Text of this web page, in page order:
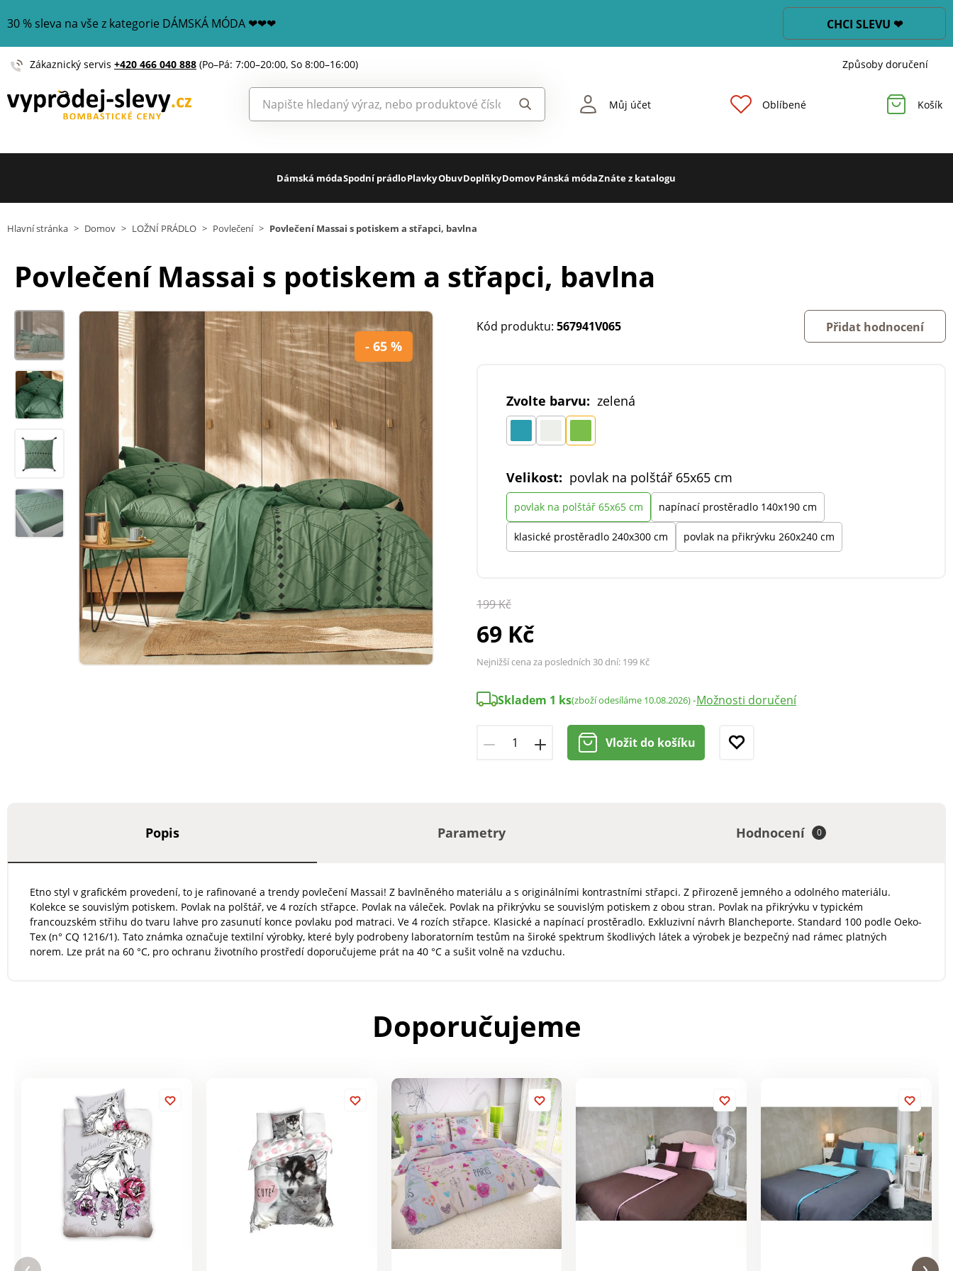
30 % sleva na vše z kategorie DÁMSKÁ MÓDA ❤❤❤ CHCI SLEVU ❤
Zákaznický servis +420 466 040 888 (Po–Pá: 7:00–20:00, So 8:00–16:00) Způsoby doručení
Můj účet Oblíbené Košík
Dámská módaSpodní prádloPlavkyObuvDoplňkyDomovPánská módaZnáte z katalogu
Hlavní stránka > Domov > LOŽNÍ PRÁDLO > Povlečení > Povlečení Massai s potiskem a střapci, bavlna
Povlečení Massai s potiskem a střapci, bavlna
- 65 %
Kód produktu: 567941V065 Přidat hodnocení
Zvolte barvu: zelená
Velikost: povlak na polštář 65x65 cm
povlak na polštář 65x65 cm napínací prostěradlo 140x190 cm
klasické prostěradlo 240x300 cm povlak na přikrývku 260x240 cm
199 Kč
69 Kč
Nejnižší cena za posledních 30 dní: 199 Kč
Skladem 1 ks(zboží odesíláme 10.08.2026)-Možnosti doručení
Vložit do košíku
Popis Parametry Hodnocení 0
Etno styl v grafickém provedení, to je rafinované a trendy povlečení Massai! Z bavlněného materiálu a s originálními kontrastními střapci. Z přirozeně jemného a odolného materiálu.
Kolekce se souvislým potiskem. Povlak na polštář, ve 4 rozích střapce. Povlak na váleček. Povlak na přikrývku se souvislým potiskem z obou stran. Povlak na přikrývku v typickém
francouzském střihu do tvaru lahve pro zasunutí konce povlaku pod matraci. Ve 4 rozích střapce. Klasické a napínací prostěradlo. Exkluzivní návrh Blancheporte. Standard 100 podle Oeko-
Tex (n° CQ 1216/1). Tato známka označuje textilní výrobky, které byly podrobeny laboratorním testům na široké spektrum škodlivých látek a výrobek je bezpečný nad rámec platných
norem. Lze prát na 60 °C, pro ochranu životního prostředí doporučujeme prát na 40 °C a sušit volně na vzduchu.
Doporučujeme